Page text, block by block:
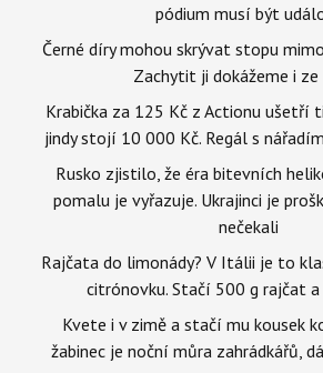
pódium musí být
Černé díry mohou skrývat stopu
Zachytit ji dokážeme i ze
Krabička za 125 Kč z Actionu ušetří
jindy stojí 10 000 Kč. Regál s
Rusko zjistilo, že éra bitevních
pomalu je vyřazuje. Ukrajinci je
nečekali
Rajčata do limonády? V Itálii je to
citrónovku. Stačí 500 g rajčat
Kvete i v zimě a stačí mu kousek
žabinec je noční můra zahrádkářů,